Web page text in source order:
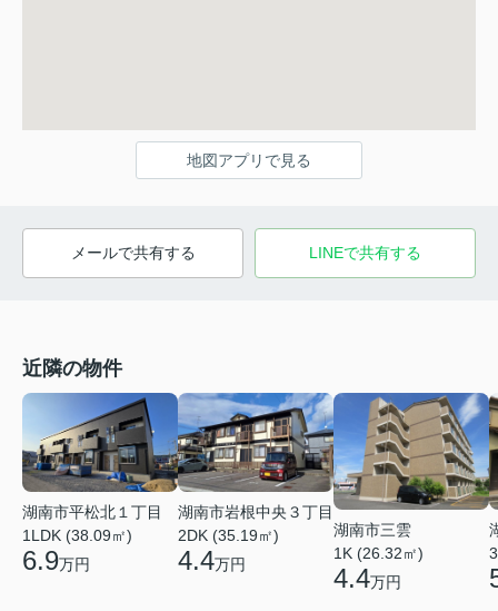
地図アプリで見る
メールで共有する LINEで共有する
近隣の物件
湖南市平松北１丁目
1LDK (38.09㎡)
6.9万円
湖南市岩根中央３丁目
2DK (35.19㎡)
4.4万円
湖南市三雲
1K (26.32㎡)
4.4万円